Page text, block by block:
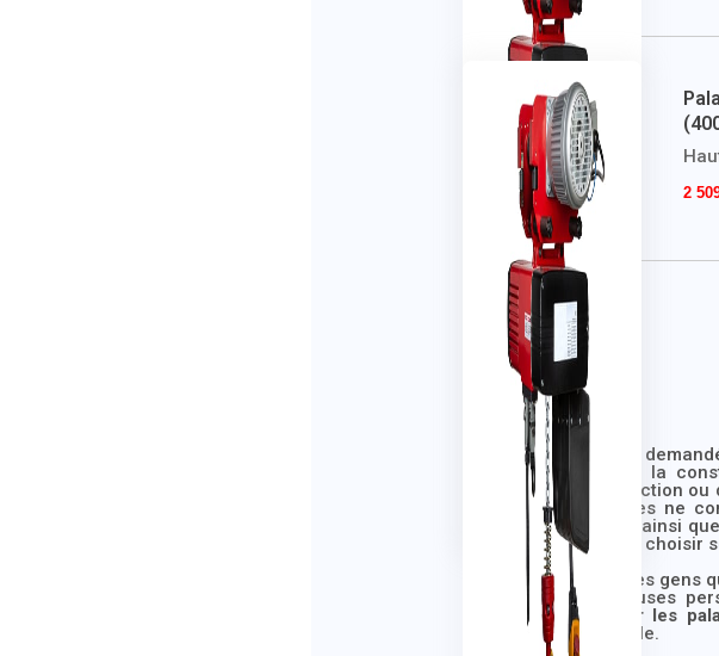
2
Vous êtes-vous déjà
dans le domaine de la
chantiers de construction
nombre de personnes ne
portiques, les grues ainsi
savoir comment bien choisir
Cependant, hormis les
, de nombreuses
souhaitent
découvrir les
manière la plus simple.